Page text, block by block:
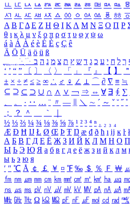
ㅥ ㅦ ㅧ ㅨ ㅩ ㅪ ㅫ ㅬ ㅭ ㅮ ㅯ ㅰ ㅱ
ㅺ ㅻ ㅼ ㅽ ㅾ ㅿ ㆀ ㆁ ㆂ ㆃ ㆄ ㆅ ㆆ
Α Β ΓΔ Ε Ζ Η Θ Ι ΚΛ Μ Ν Ξ Ο Π Ρ
θ ι κ λ μ ν ξ ο π ρ σ τ υ φ χ ψ ω
á à Á À é è É È ç Ç ê
Ä Ö Ü ä ö ü ß
ִֶֹ ֻּ ׁׂ ך ל ח י ע כ ג ד ש ץ ת צ מ נ ה ב
‘ ’ “ ” 〔 〕 〈 〉 「 」 『 』 【 】 ＂
± × ÷ ≠ ≤ ≥ ∞ ∴ ♂ ♀ ∠ ⊥ ⌒ ∂ ∇ ≡ ≒
⊆ ⊇ ⊂ ⊃ ∪ ∩ ∧ ∨ ￢ ⇒ ⇔ ∀ ∃ ∮ ∑
、
。 · ‥ … ¨ 〃 ― ＼ ∼ ´ ～ ˇ ˘ ˝ ˚
；
？ ＾ ｀
½ ⅓ ⅔ ¼ ¾ ⅛ ⅜ ⅝ ⅞ ¹ ² ³ ⁴ ⁿ ₁ ₂ ₃ ₄
Æ Ð Ħ Ĳ Ł Ø Œ Þ Ŧ Ŋ æ đ ð ħ ı ĳ ĸ ŀ ł
А Б В Г Д Е Ё Ж З И Й К Л М Н О П
Ы Ь Э Ю Я а б в г д е ё ж з и й к л м
ы ь э ю я
′ ″ ℃ Å ￠ ￡ ￥ ¤ ℉ ‰ ＄ ％ Ｆ ￦
㎙ ㎚ ㎛ ㎜ ㎝ ㎞ ㎟ ㎠ ㎡ ㎢ ㏊ ㎍
㎱ ㎲ ㎳ ㎴ ㎵ ㎶ ㎷ ㎸ ㎹ ㎀ ㎁ ㎂
㎒ ㎓ ㎔ Ω ㏀ ㏁ ㎊ ㎋ ㎌ ㏖ ㏅ ㎭ ㎮